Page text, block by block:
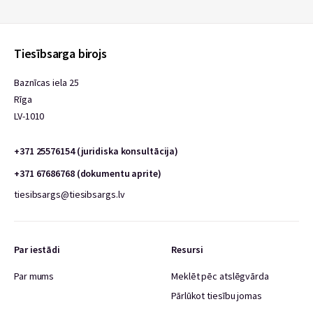
Tiesībsarga birojs
Baznīcas iela 25
Rīga
LV-1010
+371 25576154 (juridiska konsultācija)
+371 67686768 (dokumentu aprite)
tiesibsargs@tiesibsargs.lv
Par iestādi
Par mums
Resursi
Meklēt pēc atslēgvārda
Pārlūkot tiesību jomas